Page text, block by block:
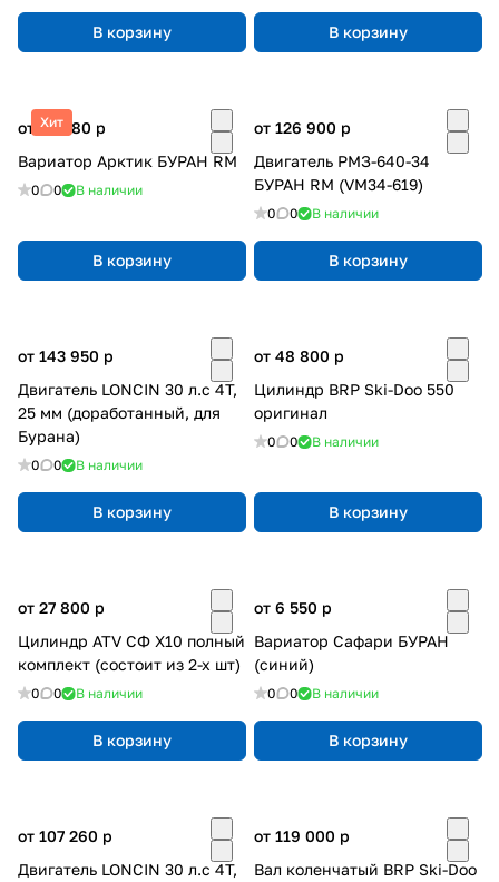
В корзину В корзину
Хит
от 25 680 p
Вариатор Арктик БУРАН RM
0 0 В наличии
В корзину
от 126 900 p
Двигатель РМЗ-640-34
БУРАН RM (VM34-619)
0 0 В наличии
В корзину
от 143 950 p
Двигатель LONCIN 30 л.с 4Т,
25 мм (доработанный, для
Бурана)
0 0 В наличии
В корзину
от 48 800 p
Цилиндр BRP Ski-Doo 550
оригинал
0 0 В наличии
В корзину
от 27 800 p
Цилиндр ATV СФ X10 полный
комплект (состоит из 2-х шт)
0 0 В наличии
В корзину
от 6 550 p
Вариатор Сафари БУРАН
(синий)
0 0 В наличии
В корзину
от 107 260 p
Двигатель LONCIN 30 л.с 4Т,
от 119 000 p
Вал коленчатый BRP Ski-Doo